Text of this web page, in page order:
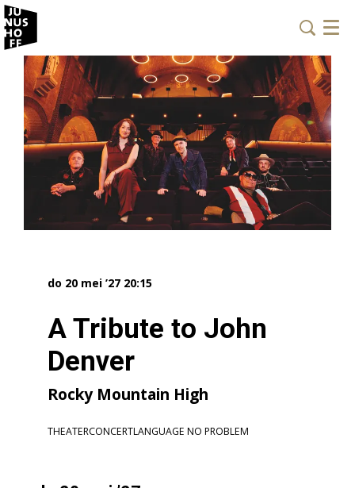
Menu
A Tribute to John
Denver
Rocky Mountain High
do 20 mei ’27 20:15
THEATERCONCERTLANGUAGE NO PROBLEM